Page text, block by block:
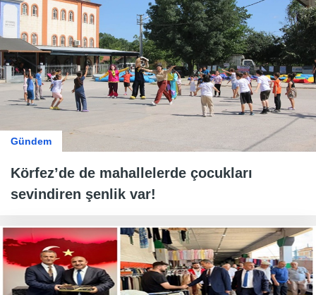
Gündem
Körfez’de de mahallelerde çocukları
sevindiren şenlik var!